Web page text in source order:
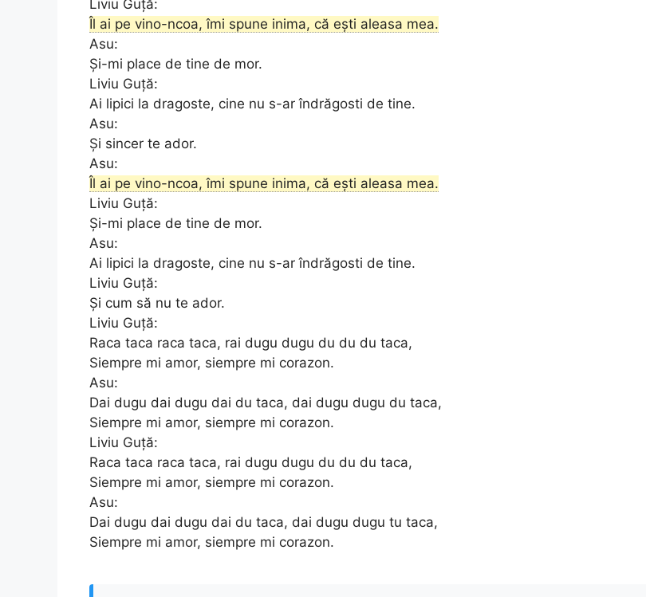
Liviu Guță:
Îl ai pe vino-ncoa, îmi spune inima, că ești aleasa mea.
Asu:
Și-mi place de tine de mor.
Liviu Guță:
Ai lipici la dragoste, cine nu s-ar îndrăgosti de tine.
Asu:
Și sincer te ador.
Asu:
Îl ai pe vino-ncoa, îmi spune inima, că ești aleasa mea.
Liviu Guță:
Și-mi place de tine de mor.
Asu:
Ai lipici la dragoste, cine nu s-ar îndrăgosti de tine.
Liviu Guță:
Și cum să nu te ador.
Liviu Guță:
Raca taca raca taca, rai dugu dugu du du du taca,
Siempre mi amor, siempre mi corazon.
Asu:
Dai dugu dai dugu dai du taca, dai dugu dugu du taca,
Siempre mi amor, siempre mi corazon.
Liviu Guță:
Raca taca raca taca, rai dugu dugu du du du taca,
Siempre mi amor, siempre mi corazon.
Asu:
Dai dugu dai dugu dai du taca, dai dugu dugu tu taca,
Siempre mi amor, siempre mi corazon.